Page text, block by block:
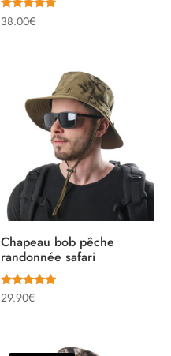
Note
5.00
38.00€
Chapeau bob pêche
randonnée safari
Note
5.00
29.90€